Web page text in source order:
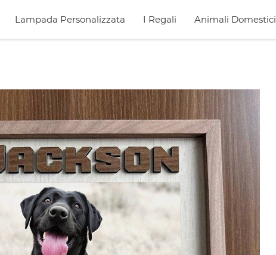
Lampada Personalizzata I Regali Animali Domestici